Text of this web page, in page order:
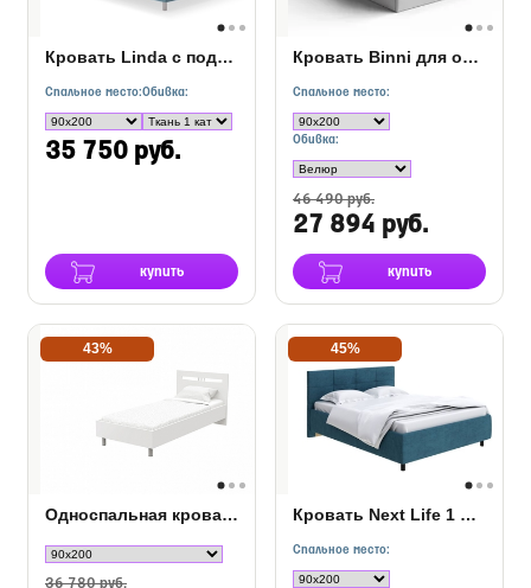
Кровать Linda с подъемным механизмом
Спальное место:Обивка:
35 750 руб.
купить
Кровать Binni для основания с ПМ
Спальное место:
Обивка:
46 490 руб.
27 894 руб.
купить
43%
Односпальная кровать Umbretta
36 780 руб.
45%
Кровать Next Life 1 в ткани
Спальное место: